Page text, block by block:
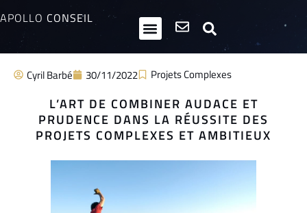
APOLLO CONSEIL
Cyril Barbé 30/11/2022 Projets Complexes
L’ART DE COMBINER AUDACE ET
PRUDENCE DANS LA RÉUSSITE DES
PROJETS COMPLEXES ET AMBITIEUX